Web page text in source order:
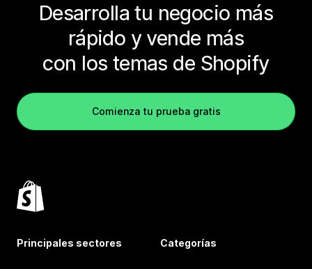
Desarrolla tu negocio más
rápido y vende más
con los temas de Shopify
Comienza tu prueba gratis
Principales sectores Categorías